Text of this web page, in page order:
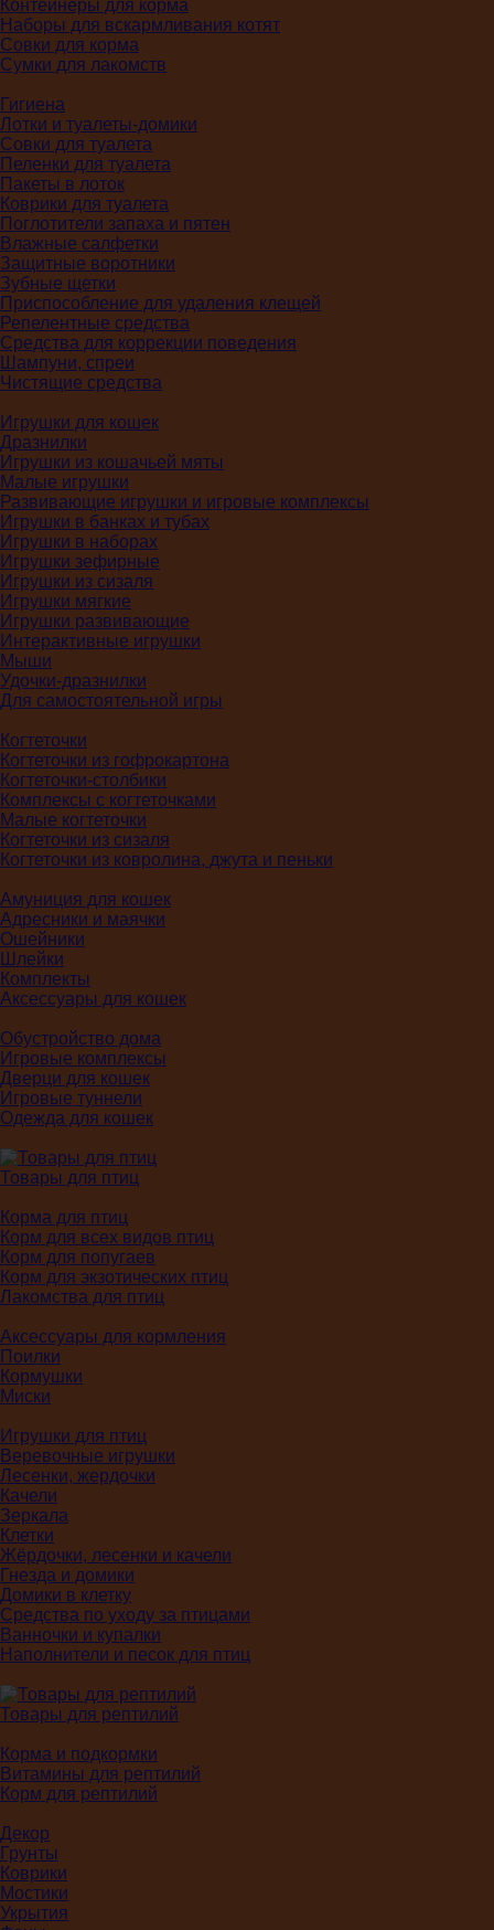
Контейнеры для корма
Наборы для вскармливания котят
Совки для корма
Сумки для лакомств
Гигиена
Лотки и туалеты-домики
Совки для туалета
Пеленки для туалета
Пакеты в лоток
Коврики для туалета
Поглотители запаха и пятен
Влажные салфетки
Защитные воротники
Зубные щетки
Приспособление для удаления клещей
Репелентные средства
Средства для коррекции поведения
Шампуни, спреи
Чистящие средства
Игрушки для кошек
Дразнилки
Игрушки из кошачьей мяты
Малые игрушки
Развивающие игрушки и игровые комплексы
Игрушки в банках и тубах
Игрушки в наборах
Игрушки зефирные
Игрушки из сизаля
Игрушки мягкие
Игрушки развивающие
Интерактивные игрушки
Мыши
Удочки-дразнилки
Для самостоятельной игры
Когтеточки
Когтеточки из гофрокартона
Когтеточки-столбики
Комплексы с когтеточками
Малые когтеточки
Когтеточки из сизаля
Когтеточки из ковролина, джута и пеньки
Амуниция для кошек
Адресники и маячки
Ошейники
Шлейки
Комплекты
Аксессуары для кошек
Обустройство дома
Игровые комплексы
Дверци для кошек
Игровые туннели
Одежда для кошек
Товары для птиц
Корма для птиц
Корм для всех видов птиц
Корм для попугаев
Корм для экзотических птиц
Лакомства для птиц
Аксессуары для кормления
Поилки
Кормушки
Миски
Игрушки для птиц
Веревочные игрушки
Лесенки, жердочки
Качели
Зеркала
Клетки
Жёрдочки, лесенки и качели
Гнезда и домики
Домики в клетку
Средства по уходу за птицами
Ванночки и купалки
Наполнители и песок для птиц
Товары для рептилий
Корма и подкормки
Витамины для рептилий
Корм для рептилий
Декор
Грунты
Коврики
Мостики
Укрытия